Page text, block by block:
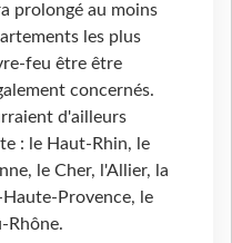
prolongé au moins
les plus
feu être être
concernés.
d'ailleurs
: le Haut-Rhin, le
le Cher, l'Allier, la
Haute-Provence, le
Rhône.